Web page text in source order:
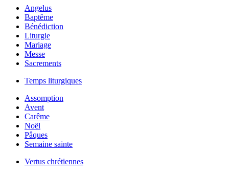
Angelus
Baptême
Bénédiction
Liturgie
Mariage
Messe
Sacrements
Temps liturgiques
Assomption
Avent
Carême
Noël
Pâques
Semaine sainte
Vertus chrétiennes